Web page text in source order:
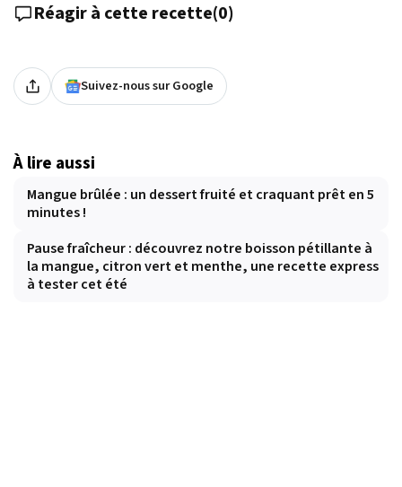
Réagir à cette recette(0)
Suivez-nous sur Google
À lire aussi
Mangue brûlée : un dessert fruité et craquant prêt en 5
minutes !
Pause fraîcheur : découvrez notre boisson pétillante à
la mangue, citron vert et menthe, une recette express
à tester cet été